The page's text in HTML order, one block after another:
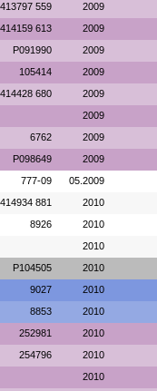
413797 559 2009
414159 613 2009
P091990 2009
105414 2009
414428 680 2009
2009
6762 2009
P098649 2009
777-09 05.2009
414934 881 2010
8926 2010
2010
P104505 2010
9027 2010
8853 2010
252981 2010
254796 2010
2010